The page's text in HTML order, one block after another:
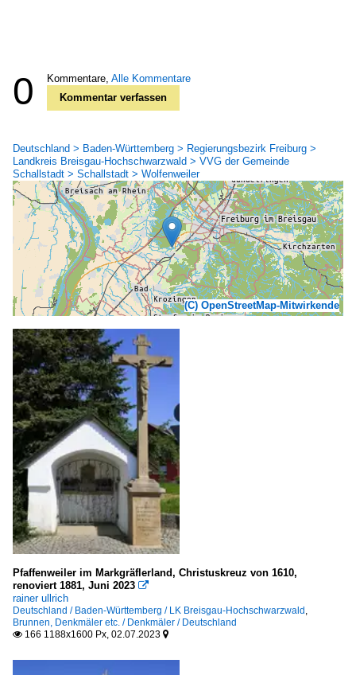
0 Kommentare, Alle Kommentare
Kommentar verfassen
Deutschland > Baden-Württemberg > Regierungsbezirk Freiburg >
Landkreis Breisgau-Hochschwarzwald > VVG der Gemeinde
Schallstadt > Schallstadt > Wolfenweiler
(C) OpenStreetMap-Mitwirkende
Pfaffenweiler im Markgräflerland, Christuskreuz von 1610,
renoviert 1881, Juni 2023 
rainer ullrich
Deutschland / Baden-Württemberg / LK Breisgau-Hochschwarzwald ,
Brunnen, Denkmäler etc. / Denkmäler / Deutschland
 166 1188x1600 Px, 02.07.2023 